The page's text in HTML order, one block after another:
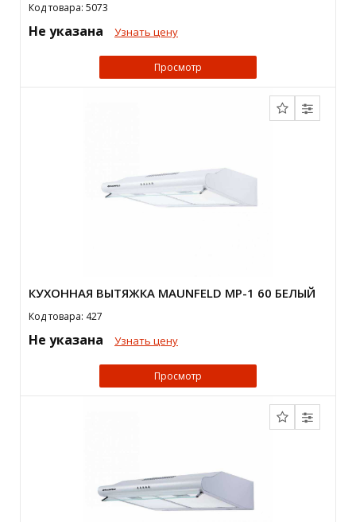
Код товара: 5073
Не указана Узнать цену
Просмотр
КУХОННАЯ ВЫТЯЖКА MAUNFELD MP-1 60 БЕЛЫЙ
Код товара: 427
Не указана Узнать цену
Просмотр